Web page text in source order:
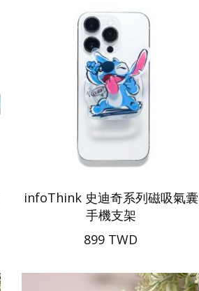
infoThink 史迪奇系列磁吸氣囊
手機支架
899 TWD